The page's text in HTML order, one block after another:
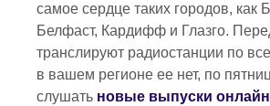
самое сердце таких городов, как
Белфаст, Кардифф и Глазго.
транслируют радиостанции по
в вашем регионе ее нет, по
слушать новые выпуски онлайн